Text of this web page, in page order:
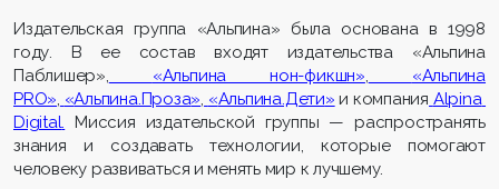
Издательская группа «Альпина» была основана в 1998
году. В ее состав входят издательства «Альпина
Паблишер»,
«Альпина нон-фикшн»,
«Альпина
PRO», «Альпина.Проза», «Альпина.Дети» и компания Alpina
Digital. Миссия издательской группы — распространять
знания и создавать технологии, которые помогают
человеку развиваться и менять мир к лучшему.